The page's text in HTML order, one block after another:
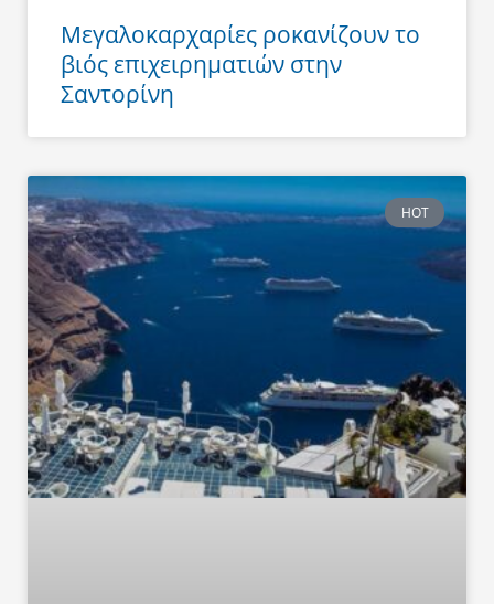
Μεγαλοκαρχαρίες ροκανίζουν το
βιός επιχειρηματιών στην
Σαντορίνη
HOT